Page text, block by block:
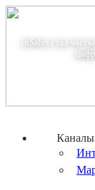
inSales стал